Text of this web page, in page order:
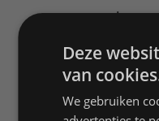
Voor een
custom kunst
Deze
van
We gebruiken